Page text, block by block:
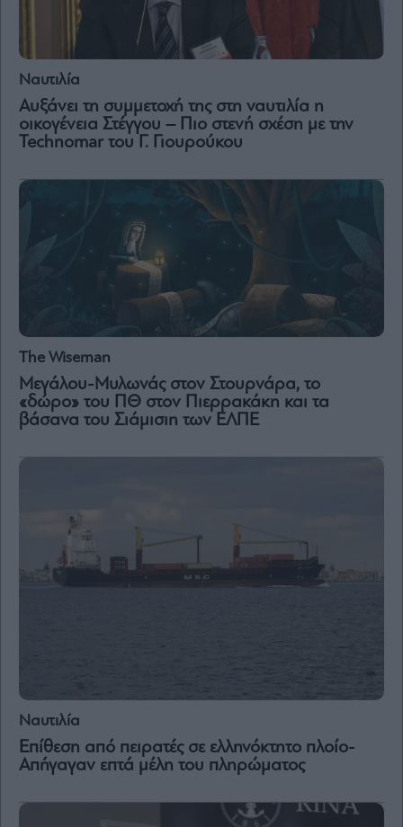
Ναυτιλία
Αυξάνει τη συμμετοχή της στη ναυτιλία η
οικογένεια Στέγγου – Πιο στενή σχέση με την
Technomar του Γ. Γιουρούκου
The Wiseman
Μεγάλου-Μυλωνάς στον Στουρνάρα, το
«δώρο» του ΠΘ στον Πιερρακάκη και τα
βάσανα του Σιάμισιη των ΕΛΠΕ
Ναυτιλία
Επίθεση από πειρατές σε ελληνόκτητο πλοίο-
Απήγαγαν επτά μέλη του πληρώματος